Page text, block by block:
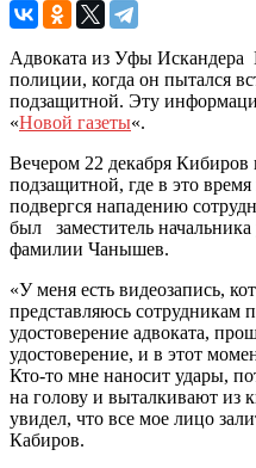
Адвоката из Уфы Искандера
полиции, когда он пытался
подзащитной. Эту
«Новой газеты«.
Вечером 22 декабря Кибиров
подзащитной, где в это
подвергся нападению
был заместитель
фамилии Чанышев.
«У меня есть видеозапись,
представляюсь сотрудникам
удостоверение адвоката,
удостоверение, и в этот
Кто-то мне наносит удары,
на голову и выталкивают из
увидел, что все мое лицо
Кабиров.